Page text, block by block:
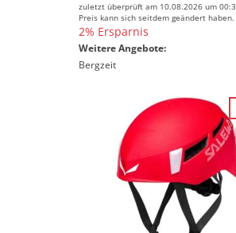
zuletzt überprüft am 10.08.2026 um
Preis kann sich seitdem geändert haben.
2% Ersparnis
Weitere Angebote:
Bergzeit